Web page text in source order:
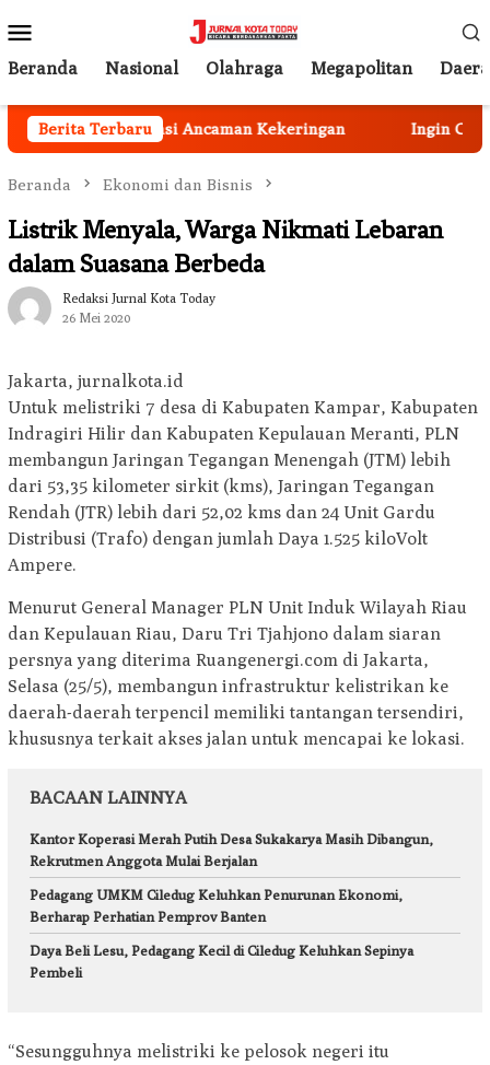
ke
kontenMobile
Beranda Nasional Olahraga Megapolitan
Berita Terbaru
Mengatasi Ancaman Kekeringan Ingin Cat Mobil
Beranda Ekonomi dan Bisnis
Listrik Menyala, Warga Nikmati Lebaran
dalam Suasana Berbeda
Redaksi Jurnal Kota Today
26 Mei 2020
Jakarta, jurnalkota.id
Untuk melistriki 7 desa di Kabupaten Kampar, Kabupaten
Indragiri Hilir dan Kabupaten Kepulauan Meranti, PLN
membangun Jaringan Tegangan Menengah (JTM) lebih
dari 53,35 kilometer sirkit (kms), Jaringan Tegangan
Rendah (JTR) lebih dari 52,02 kms dan 24 Unit Gardu
Distribusi (Trafo) dengan jumlah Daya 1.525 kiloVolt
Ampere.
Menurut General Manager PLN Unit Induk Wilayah Riau
dan Kepulauan Riau, Daru Tri Tjahjono dalam siaran
persnya yang diterima Ruangenergi.com di Jakarta,
Selasa (25/5), membangun infrastruktur kelistrikan ke
daerah-daerah terpencil memiliki tantangan tersendiri,
khususnya terkait akses jalan untuk mencapai ke lokasi.
BACAAN LAINNYA
Kantor Koperasi Merah Putih Desa Sukakarya Masih Dibangun,
Rekrutmen Anggota Mulai Berjalan
Pedagang UMKM Ciledug Keluhkan Penurunan Ekonomi,
Berharap Perhatian Pemprov Banten
Daya Beli Lesu, Pedagang Kecil di Ciledug Keluhkan Sepinya
Pembeli
“Sesungguhnya melistriki ke pelosok negeri itu